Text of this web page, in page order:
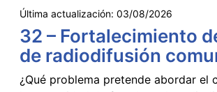
Última actualización: 03/08/2026
32 – Fortalecimiento
de radiodifusión
¿Qué problema pretende abordar el